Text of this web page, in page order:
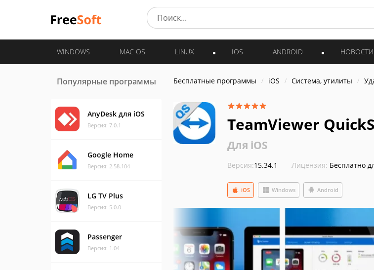
WINDOWS MAC OS LINUX IOS ANDROID НОВОСТИ
Популярные программы
AnyDesk для iOS
Версия: 7.0.1
Google Home
Версия: 2.58.104
LG TV Plus
Версия: 5.0.0
Passenger
Версия: 1.04
Бесплатные программы iOS Система, утилиты
TeamViewer
Для iOS
Версия:15.34.1 Лицензия: Бесплатно
Windows
iOS Android